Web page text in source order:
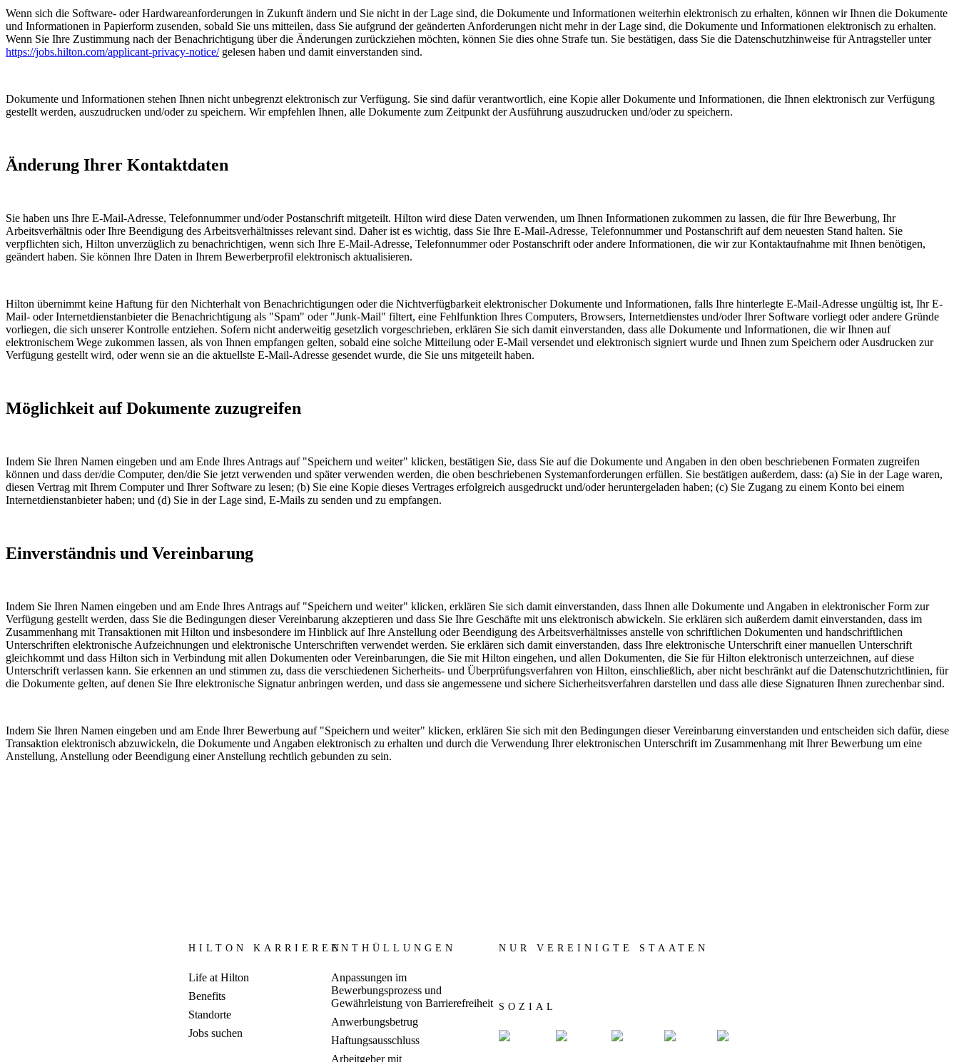
Wenn sich die Software- oder Hardwareanforderungen in Zukunft ändern und Sie nicht in der Lage sind, die Dokumente und Informationen weiterhin elektronisch zu erhalten, können wir Ihnen die Dokumente
und Informationen in Papierform zusenden, sobald Sie uns mitteilen, dass Sie aufgrund der geänderten Anforderungen nicht mehr in der Lage sind, die Dokumente und Informationen elektronisch zu erhalten.
Wenn Sie Ihre Zustimmung nach der Benachrichtigung über die Änderungen zurückziehen möchten, können Sie dies ohne Strafe tun. Sie bestätigen, dass Sie die Datenschutzhinweise für Antragsteller unter
https://jobs.hilton.com/applicant-privacy-notice/gelesen haben und damit einverstanden sind.
Dokumente und Informationen stehen Ihnen nicht unbegrenzt elektronisch zur Verfügung. Sie sind dafür verantwortlich, eine Kopie aller Dokumente und Informationen, die Ihnen elektronisch zur Verfügung
gestellt werden, auszudrucken und/oder zu speichern. Wir empfehlen Ihnen, alle Dokumente zum Zeitpunkt der Ausführung auszudrucken und/oder zu speichern.
Änderung Ihrer Kontaktdaten
Sie haben uns Ihre E-Mail-Adresse, Telefonnummer und/oder Postanschrift mitgeteilt. Hilton wird diese Daten verwenden, um Ihnen Informationen zukommen zu lassen, die für Ihre Bewerbung, Ihr
Arbeitsverhältnis oder Ihre Beendigung des Arbeitsverhältnisses relevant sind. Daher ist es wichtig, dass Sie Ihre E-Mail-Adresse, Telefonnummer und Postanschrift auf dem neuesten Stand halten. Sie
verpflichten sich, Hilton unverzüglich zu benachrichtigen, wenn sich Ihre E-Mail-Adresse, Telefonnummer oder Postanschrift oder andere Informationen, die wir zur Kontaktaufnahme mit Ihnen benötigen,
geändert haben. Sie können Ihre Daten in Ihrem Bewerberprofil elektronisch aktualisieren.
Hilton übernimmt keine Haftung für den Nichterhalt von Benachrichtigungen oder die Nichtverfügbarkeit elektronischer Dokumente und Informationen, falls Ihre hinterlegte E-Mail-Adresse ungültig ist, Ihr E-
Mail- oder Internetdienstanbieter die Benachrichtigung als "Spam" oder "Junk-Mail" filtert, eine Fehlfunktion Ihres Computers, Browsers, Internetdienstes und/oder Ihrer Software vorliegt oder andere Gründe
vorliegen, die sich unserer Kontrolle entziehen. Sofern nicht anderweitig gesetzlich vorgeschrieben, erklären Sie sich damit einverstanden, dass alle Dokumente und Informationen, die wir Ihnen auf
elektronischem Wege zukommen lassen, als von Ihnen empfangen gelten, sobald eine solche Mitteilung oder E-Mail versendet und elektronisch signiert wurde und Ihnen zum Speichern oder Ausdrucken zur
Verfügung gestellt wird, oder wenn sie an die aktuellste E-Mail-Adresse gesendet wurde, die Sie uns mitgeteilt haben.
Möglichkeit auf Dokumente zuzugreifen
Indem Sie Ihren Namen eingeben und am Ende Ihres Antrags auf "Speichern und weiter" klicken, bestätigen Sie, dass Sie auf die Dokumente und Angaben in den oben beschriebenen Formaten zugreifen
können und dass der/die Computer, den/die Sie jetzt verwenden und später verwenden werden, die oben beschriebenen Systemanforderungen erfüllen. Sie bestätigen außerdem, dass: (a) Sie in der Lage waren,
diesen Vertrag mit Ihrem Computer und Ihrer Software zu lesen; (b) Sie eine Kopie dieses Vertrages erfolgreich ausgedruckt und/oder heruntergeladen haben; (c) Sie Zugang zu einem Konto bei einem
Internetdienstanbieter haben; und (d) Sie in der Lage sind, E-Mails zu senden und zu empfangen.
Einverständnis und Vereinbarung
Indem Sie Ihren Namen eingeben und am Ende Ihres Antrags auf "Speichern und weiter" klicken, erklären Sie sich damit einverstanden, dass Ihnen alle Dokumente und Angaben in elektronischer Form zur
Verfügung gestellt werden, dass Sie die Bedingungen dieser Vereinbarung akzeptieren und dass Sie Ihre Geschäfte mit uns elektronisch abwickeln. Sie erklären sich außerdem damit einverstanden, dass im
Zusammenhang mit Transaktionen mit Hilton und insbesondere im Hinblick auf Ihre Anstellung oder Beendigung des Arbeitsverhältnisses anstelle von schriftlichen Dokumenten und handschriftlichen
Unterschriften elektronische Aufzeichnungen und elektronische Unterschriften verwendet werden. Sie erklären sich damit einverstanden, dass Ihre elektronische Unterschrift einer manuellen Unterschrift
gleichkommt und dass Hilton sich in Verbindung mit allen Dokumenten oder Vereinbarungen, die Sie mit Hilton eingehen, und allen Dokumenten, die Sie für Hilton elektronisch unterzeichnen, auf diese
Unterschrift verlassen kann. Sie erkennen an und stimmen zu, dass die verschiedenen Sicherheits- und Überprüfungsverfahren von Hilton, einschließlich, aber nicht beschränkt auf die Datenschutzrichtlinien, für
die Dokumente gelten, auf denen Sie Ihre elektronische Signatur anbringen werden, und dass sie angemessene und sichere Sicherheitsverfahren darstellen und dass alle diese Signaturen Ihnen zurechenbar sind.
Indem Sie Ihren Namen eingeben und am Ende Ihrer Bewerbung auf "Speichern und weiter" klicken, erklären Sie sich mit den Bedingungen dieser Vereinbarung einverstanden und entscheiden sich dafür, diese
Transaktion elektronisch abzuwickeln, die Dokumente und Angaben elektronisch zu erhalten und durch die Verwendung Ihrer elektronischen Unterschrift im Zusammenhang mit Ihrer Bewerbung um eine
Anstellung, Anstellung oder Beendigung einer Anstellung rechtlich gebunden zu sein.
HILTON KARRIEREN
Life at Hilton
Benefits
Standorte
Jobs suchen
ENTHÜLLUNGEN
Anpassungen im
Bewerbungsprozess und
Gewährleistung von Barrierefreiheit
Anwerbungsbetrug
Haftungsausschluss
Arbeitgeber mit
NUR VEREINIGTE STAATEN
SOZIAL